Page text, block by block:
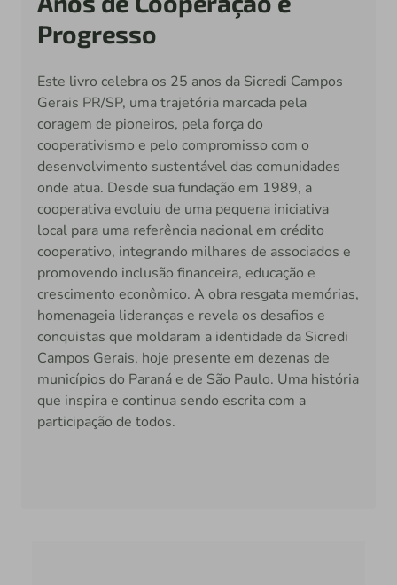
Progresso
Este livro celebra os 25 anos da Sicredi Campos
Gerais PR/SP, uma trajetória marcada pela
coragem de pioneiros, pela força do
cooperativismo e pelo compromisso com o
desenvolvimento sustentável das comunidades
onde atua. Desde sua fundação em 1989, a
cooperativa evoluiu de uma pequena iniciativa
local para uma referência nacional em crédito
cooperativo, integrando milhares de associados e
promovendo inclusão financeira, educação e
crescimento econômico. A obra resgata memórias,
homenageia lideranças e revela os desafios e
conquistas que moldaram a identidade da Sicredi
Campos Gerais, hoje presente em dezenas de
municípios do Paraná e de São Paulo. Uma história
que inspira e continua sendo escrita com a
participação de todos.